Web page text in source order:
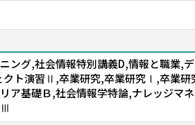
ング,社会情報特別講義D,情報と職業
クト演習Ⅱ,卒業研究,卒業研究Ⅰ,卒業
ア基礎Ｂ,社会情報学特論,ナレッジマ